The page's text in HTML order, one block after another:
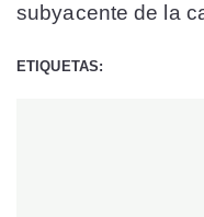
subyacente de la
ETIQUETAS: